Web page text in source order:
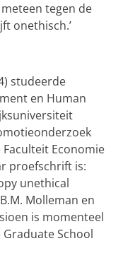
tegen de
onethisch.’
studeerde
en Human
Faculteit Economie
proefschrift is:
unethical
Molleman en
is momenteel
School